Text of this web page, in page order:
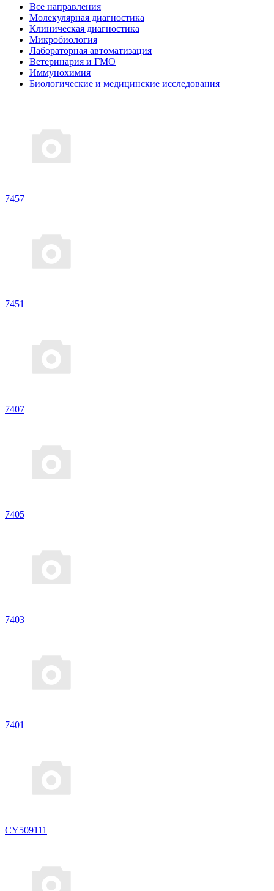
Все направления
Молекулярная диагностика
Клиническая диагностика
Микробиология
Лабораторная автоматизация
Ветеринария и ГМО
Иммунохимия
Биологические и медицинские исследования
7457
7451
7407
7405
7403
7401
CY509111